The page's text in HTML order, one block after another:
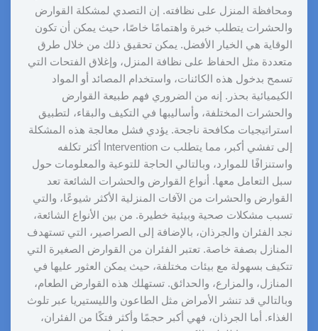
ومحافظة المنزل على نظافته. إن التصدي لمشكلة القوارض
والحشرات يتطلب خبرة واهتمامًا خاصًا، حيث يمكن أن تكون
الوقاية هي الخيار الأفضل. يمكن تحقيق ذلك من خلال طرق
متعددة مثل الحفاظ على نظافة المنزل، وإغلاق الفتحات التي
تسمح بدخول هذه الكائنات، واستخدام المصائد أو المواد
الكيميائية بحذر. إنه من الضروري فهم طبيعة القوارض
والحشرات المختلفة، وأساليبها في التكيف والبقاء، لتطبيق
استراتيجيات مكافحة ناجحة. يؤدي فشل معالجة هذه المشكلة
إلى تفشي أكبر، مما يتطلب ت Intervention أكثر تكلفه
واستنزافًا للموارد، وبالتالي الحاجة للتوعية والمعلومات حول
سبل التعامل معها. أنواع القوارض والحشرات الشائعة تعد
القوارض والحشرات من الآفات المنزلية الأكثر شيوعًا، والتي
تسبب مشكلات صحية وبيئية خطيرة. من بين الأنواع الشائعة،
نجد الفئران والجرذان، بالإضافة إلى الصراصير، التي تستهدف
المنازل بصفة خاصة. تعتبر الفئران من القوارض الصغيرة التي
تتكيف بسهولة مع بيئات مختلفة، حيث يمكن العثور عليها في
المنازل، والمزارع، والحدائق. تستهلك هذه القوارض الطعام،
وبالتالي قد تنشر الأمراض مثل الطاعون والليستيريا عبر تلوث
الغذاء. أما الجرذان، فهي أكبر حجمًا وأكثر فتكًا من الفئران،